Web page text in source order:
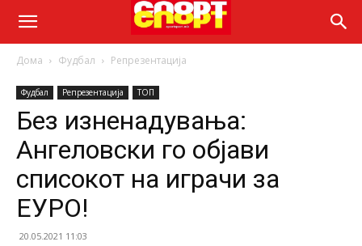
Дома Фудбал Репрезентација
Фудбал Репрезентација ТОП
Без изненадувања:
Ангеловски го објави
списокот на играчи за
ЕУРО!
20.05.2021 11:03